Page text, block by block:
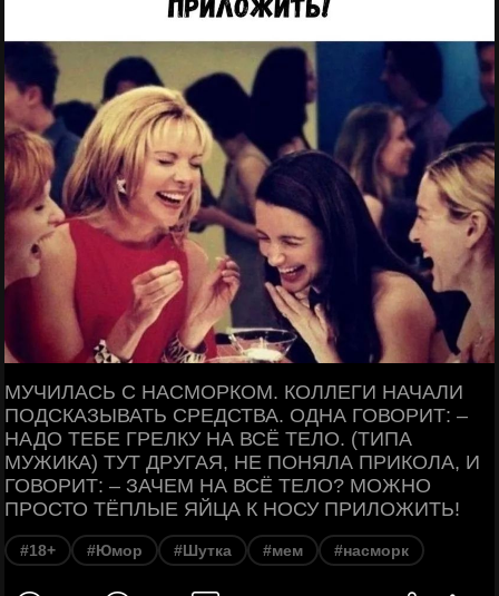
МУЧИЛАСЬ С НАСМОРКОМ. КОЛЛЕГИ НАЧАЛИ
ПОДСКАЗЫВАТЬ СРЕДСТВА. ОДНА ГОВОРИТ: –
НАДО ТЕБЕ ГРЕЛКУ НА ВСЁ ТЕЛО. (ТИПА
МУЖИКА) ТУТ ДРУГАЯ, НЕ ПОНЯЛА ПРИКОЛА, И
ГОВОРИТ: – ЗАЧЕМ НА ВСЁ ТЕЛО? МОЖНО
ПРОСТО ТЁПЛЫЕ ЯЙЦА К НОСУ ПРИЛОЖИТЬ!
#18+ #Юмор #Шутка #мем #насморк